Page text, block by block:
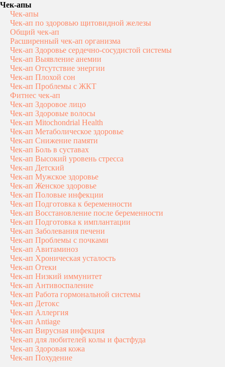
Чек-апы
Чек-апы
Чек-ап по здоровью щитовидной железы
Общий чек-ап
Расширенный чек-ап организма
Чек-ап Здоровье сердечно-сосудистой системы
Чек-ап Выявление анемии
Чек-ап Отсутствие энергии
Чек-ап Плохой сон
Чек-ап Проблемы с ЖКТ
Фитнес чек-ап
Чек-ап Здоровое лицо
Чек-ап Здоровые волосы
Чек-ап Mitochondrial Health
Чек-ап Метаболическое здоровье
Чек-ап Снижение памяти
Чек-ап Боль в суставах
Чек-ап Высокий уровень стресса
Чек-ап Детский
Чек-ап Мужское здоровье
Чек-ап Женское здоровье
Чек-ап Половые инфекции
Чек-ап Подготовка к беременности
Чек-ап Восстановление после беременности
Чек-ап Подготовка к имплантации
Чек-ап Заболевания печени
Чек-ап Проблемы с почками
Чек-ап Авитаминоз
Чек-ап Хроническая усталость
Чек-ап Отеки
Чек-ап Низкий иммунитет
Чек-ап Антивоспаление
Чек-ап Работа гормональной системы
Чек-ап Детокс
Чек-ап Аллергия
Чек-ап Antiage
Чек-ап Вирусная инфекция
Чек-ап для любителей колы и фастфуда
Чек-ап Здоровая кожа
Чек-ап Похудение